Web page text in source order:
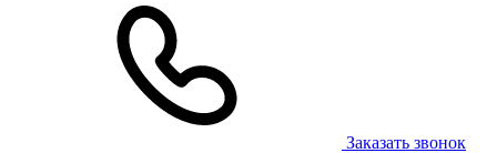
Заказать звонок